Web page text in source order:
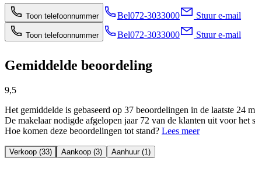
Toon telefoonnummer Bel072-3033000 Stuur e-mail
Toon telefoonnummer Bel072-3033000 Stuur e-mail
Gemiddelde beoordeling
9,5
Het gemiddelde is gebaseerd op 37 beoordelingen in de laatste 24
De makelaar nodigde afgelopen jaar 72 van de klanten uit voor het
Hoe komen deze beoordelingen tot stand? Lees meer
Verkoop (33) Aankoop (3) Aanhuur (1)